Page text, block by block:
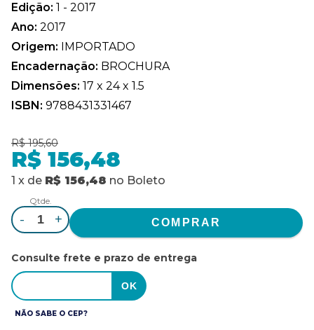
Edição: 1 - 2017
Ano: 2017
Origem: IMPORTADO
Encadernação: BROCHURA
Dimensões: 17 x 24 x 1.5
ISBN: 9788431331467
R$ 195,60
R$ 156,48
1 x de R$ 156,48 no Boleto
Qtde.
- +
Consulte frete e prazo de entrega
NÃO SABE O CEP?